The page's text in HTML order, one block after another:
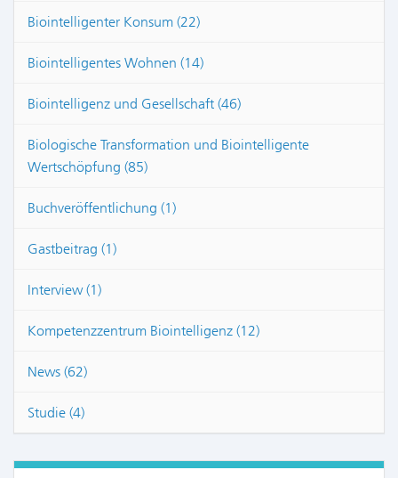
Biointelligenter Konsum (22)
Biointelligentes Wohnen (14)
Biointelligenz und Gesellschaft (46)
Biologische Transformation und Biointelligente
Wertschöpfung (85)
Buchveröffentlichung (1)
Gastbeitrag (1)
Interview (1)
Kompetenzzentrum Biointelligenz (12)
News (62)
Studie (4)